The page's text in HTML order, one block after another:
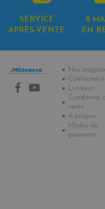
SERVICE
APRÈS-VENTE
8
EN
Informations
Nos
Contactez-
Livraison
Conditions
vente
A propos
Modes de
paiement